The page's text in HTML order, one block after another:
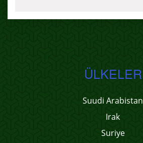
ÜLKELER
Suudi Arabistan
Irak
Suriye